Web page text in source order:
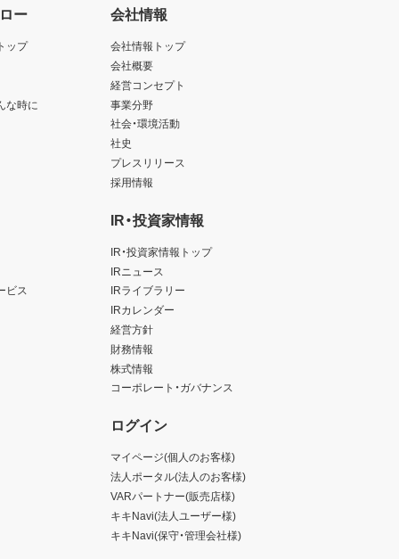
ー
ップ
な時に
ビス
会社情報
会社情報トップ
会社概要
経営コンセプト
事業分野
社会・環境活動
社史
プレスリリース
採用情報
IR・投資家情報
IR・投資家情報トップ
IRニュース
IRライブラリー
IRカレンダー
経営方針
財務情報
株式情報
コーポレート・ガバナンス
ログイン
マイページ(個人のお客様)
法人ポータル(法人のお客様)
VARパートナー(販売店様)
キキNavi(法人ユーザー様)
キキNavi(保守・管理会社様)